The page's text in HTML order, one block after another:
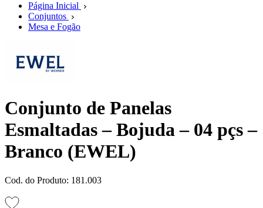
Página Inicial
Conjuntos
Mesa e Fogão
Conjunto de Panelas
Esmaltadas – Bojuda – 04 pçs –
Branco (EWEL)
Cod. do Produto: 181.003